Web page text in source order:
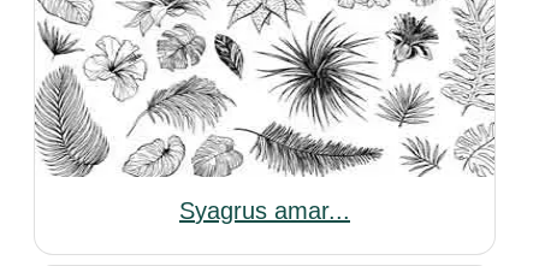
Syagrus amar...